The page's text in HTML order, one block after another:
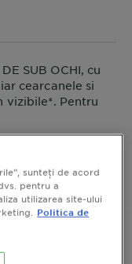
SUB OCHI, cu
cearcanele si
vizibile*. Pentru
sunteți de acord
pentru a
utilizarea site-ului
Politica de